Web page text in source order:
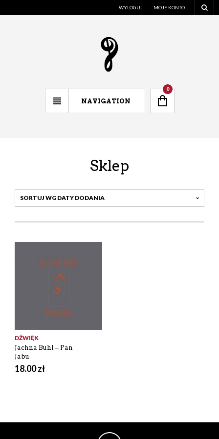
WYLOGUJ MOJE KONTO
NAVIGATION
0
Sklep
DŹWIĘK
Jachna Buhl – Pan
Jabu
18.00zł